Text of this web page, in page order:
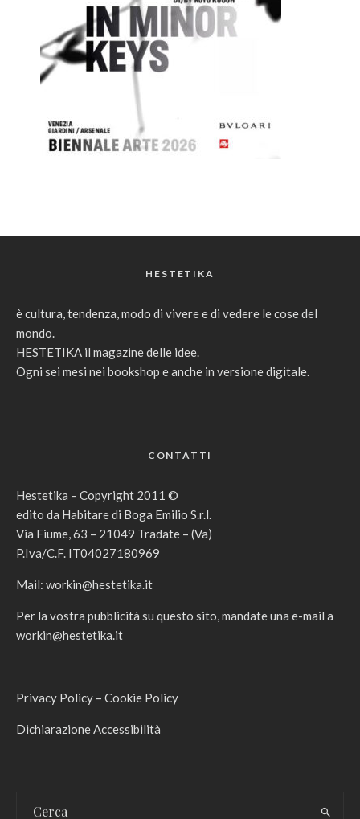
HESTETIKA
è cultura, tendenza, modo di vivere e di vedere le cose del
mondo.
HESTETIKA il magazine delle idee.
Ogni sei mesi nei bookshop e anche in versione digitale.
CONTATTI
Hestetika – Copyright 2011 ©
edito da Habitare di Boga Emilio S.r.l.
Via Fiume, 63 – 21049 Tradate – (Va)
P.Iva/C.F. IT04027180969
Mail: workin@hestetika.it
Per la vostra pubblicità su questo sito, mandate una e-mail a
workin@hestetika.it
Privacy Policy – Cookie Policy
Dichiarazione Accessibilità